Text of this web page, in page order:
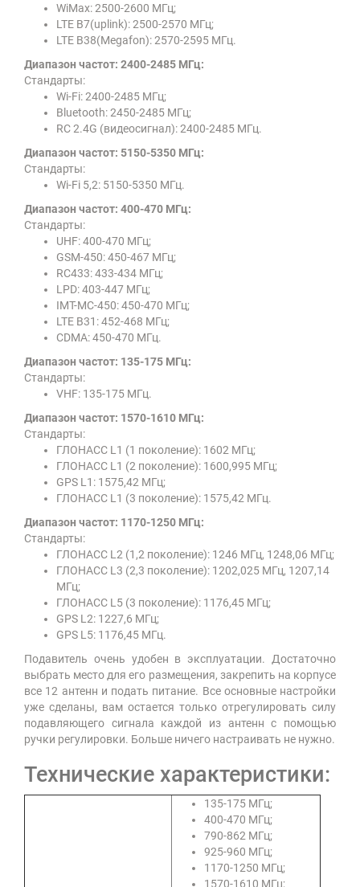
WiMax: 2500-2600 МГц;
LTE B7(uplink): 2500-2570 МГц;
LTE B38(Мegafon): 2570-2595 МГц.
Диапазон частот: 2400-2485 МГц:
Стандарты:
Wi-Fi: 2400-2485 МГц;
Bluetooth: 2450-2485 МГц;
RC 2.4G (видеосигнал): 2400-2485 МГц.
Диапазон частот: 5150-5350 МГц:
Стандарты:
Wi-Fi 5,2: 5150-5350 МГц.
Диапазон частот: 400-470 МГц:
Стандарты:
UHF: 400-470 МГц;
GSM-450: 450-467 МГц;
RC433: 433-434 МГц;
LPD: 403-447 МГц;
IMT-MC-450: 450-470 МГц;
LTE B31: 452-468 МГц;
CDMA: 450-470 МГц.
Диапазон частот: 135-175 МГц:
Стандарты:
VHF: 135-175 МГц.
Диапазон частот: 1570-1610 МГц:
Стандарты:
ГЛОНАСС L1 (1 поколение): 1602 МГц;
ГЛОНАСС L1 (2 поколение): 1600,995 МГц;
GPS L1: 1575,42 МГц;
ГЛОНАСС L1 (3 поколение): 1575,42 МГц.
Диапазон частот: 1170-1250 МГц:
Стандарты:
ГЛОНАСС L2 (1,2 поколение): 1246 МГц, 1248,06 МГц;
ГЛОНАСС L3 (2,3 поколение): 1202,025 МГц, 1207,14
МГц;
ГЛОНАСС L5 (3 поколение): 1176,45 МГц;
GPS L2: 1227,6 МГц;
GPS L5: 1176,45 МГц.
Подавитель очень удобен в эксплуатации. Достаточно
выбрать место для его размещения, закрепить на корпусе
все 12 антенн и подать питание. Все основные настройки
уже сделаны, вам остается только отрегулировать силу
подавляющего сигнала каждой из антенн с помощью
ручки регулировки. Больше ничего настраивать не нужно.
Технические характеристики:
135-175 МГц;
400-470 МГц;
790-862 МГц;
925-960 МГц;
1170-1250 МГц;
1570-1610 МГц;